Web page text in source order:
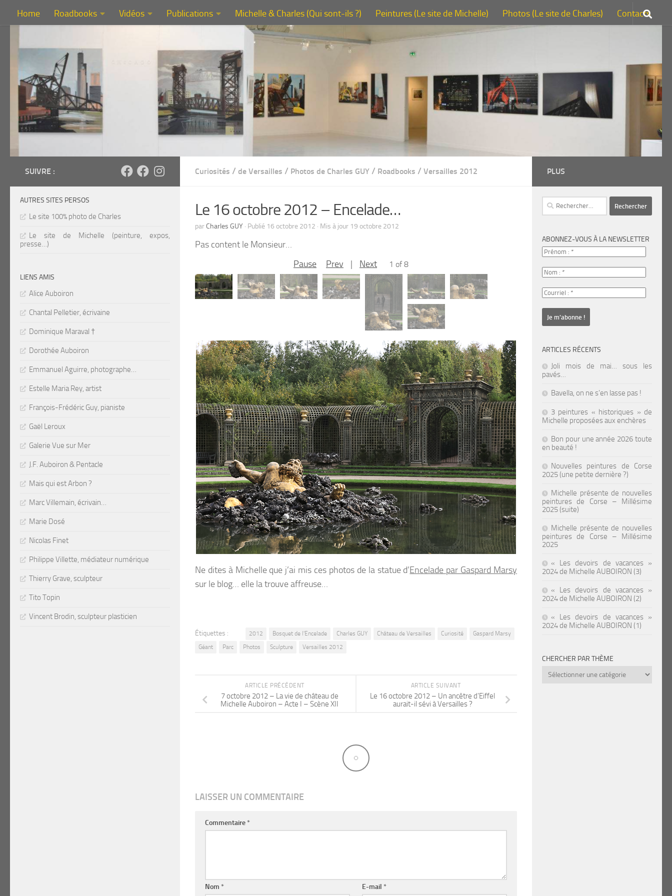
Au dessous du contenu
Home Roadbooks Vidéos Publications Michelle & Charles (Qui sont-ils ?) Peintures (Le site de Michelle) Photos (Le site de Charles) Contacts
Curiosités / de Versailles / Photos de Charles GUY / Roadbooks / Versailles 2012
Le 16 octobre 2012 – Encelade…
parCharles GUY · Publié 16 octobre 2012 · Mis à jour 19 octobre 2012
Pas content le Monsieur…
Pause
Prev | Next 1 of 8
Ne dites à Michelle que j’ai mis ces photos de la statue d’Encelade par Gaspard Marsy
sur le blog… elle la trouve affreuse…
Étiquettes : 2012 Bosquet de l'Encelade Charles GUY Château de Versailles Curiosité
Gaspard Marsy
Géant
Parc Photos Sculpture Versailles 2012
ARTICLE SUIVANT
Le 16 octobre 2012 – Un ancêtre d’Eiffel
aurait-il sévi à Versailles ?
ARTICLE PRÉCÉDENT
7 octobre 2012 – La vie de château de
Michelle Auboiron – Acte I – Scène XII
LAISSER UN COMMENTAIRE
Commentaire *
Nom * E-mail *
SUIVRE :
AUTRES SITES PERSOS
Le site 100% photo de Charles
Le site de Michelle (peinture, expos,
presse…)
LIENS AMIS
Alice Auboiron
Chantal Pelletier, écrivaine
Dominique Maraval †
Dorothée Auboiron
Emmanuel Aguirre, photographe…
Estelle Maria Rey, artist
François-Frédéric Guy, pianiste
Gaël Leroux
Galerie Vue sur Mer
J.F. Auboiron & Pentacle
Mais qui est Arbon ?
Marc Villemain, écrivain…
Marie Dosé
Nicolas Finet
Philippe Villette, médiateur numérique
Thierry Grave, sculpteur
Tito Topin
Vincent Brodin, sculpteur plasticien
PLUS
Rechercher :
ABONNEZ-VOUS À LA NEWSLETTER
ARTICLES RÉCENTS
Joli mois de mai… sous les
pavés…
Bavella, on ne s’en lasse pas !
3 peintures « historiques » de
Michelle proposées aux enchères
Bon pour une année 2026 toute
en beauté !
Nouvelles peintures de Corse
2025 (une petite dernière ?)
Michelle présente de nouvelles
peintures de Corse – Millésime
2025 (suite)
Michelle présente de nouvelles
peintures de Corse – Millésime
2025
« Les devoirs de vacances »
2024 de Michelle AUBOIRON (3)
« Les devoirs de vacances »
2024 de Michelle AUBOIRON (2)
« Les devoirs de vacances »
2024 de Michelle AUBOIRON (1)
CHERCHER PAR THÈME
par